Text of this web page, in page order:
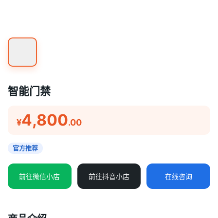
智能门禁
¥4,800.00
官方推荐
前往微信小店 前往抖音小店 在线咨询